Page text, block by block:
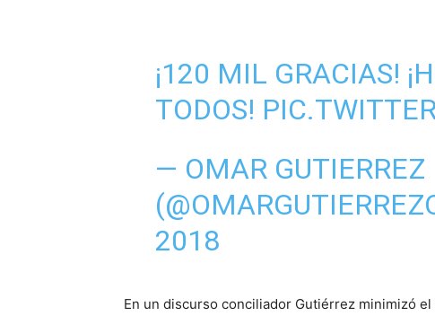
¡120 MIL GRACIAS!
TODOS!
— OMAR GUTIERREZ
2018
En un discurso conciliador Gutiérrez minimizó